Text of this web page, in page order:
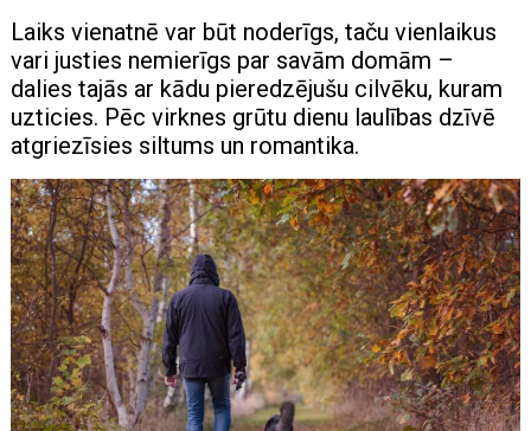
Laiks vienatnē var būt noderīgs, taču vienlaikus
vari justies nemierīgs par savām domām –
dalies tajās ar kādu pieredzējušu cilvēku, kuram
uzticies. Pēc virknes grūtu dienu laulības dzīvē
atgriezīsies siltums un romantika.